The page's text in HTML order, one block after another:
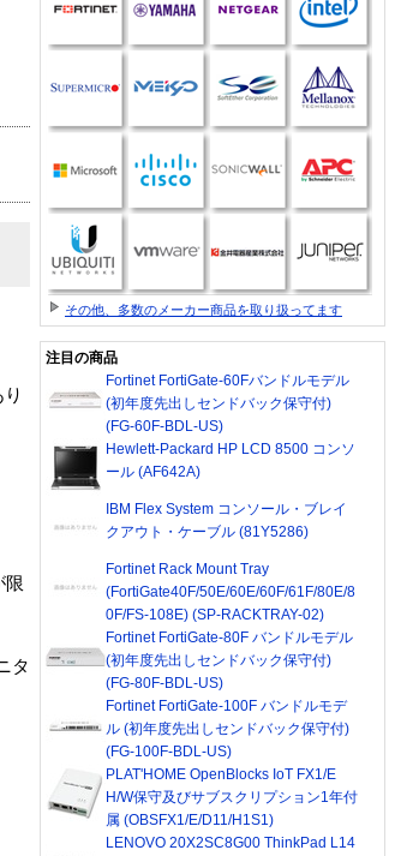
限
タ
その他、多数のメーカー商品を取り扱ってます
注目の商品
Fortinet FortiGate-60Fバンドルモデル
(初年度先出しセンドバック保守付)
(FG-60F-BDL-US)
Hewlett-Packard HP LCD 8500 コンソ
ール (AF642A)
IBM Flex System コンソール・ブレイ
クアウト・ケーブル (81Y5286)
Fortinet Rack Mount Tray
(FortiGate40F/50E/60E/60F/61F/80E/8
0F/FS-108E) (SP-RACKTRAY-02)
Fortinet FortiGate-80F バンドルモデル
(初年度先出しセンドバック保守付)
(FG-80F-BDL-US)
Fortinet FortiGate-100F バンドルモデ
ル (初年度先出しセンドバック保守付)
(FG-100F-BDL-US)
PLAT'HOME OpenBlocks IoT FX1/E
H/W保守及びサブスクリプション1年付
属 (OBSFX1/E/D11/H1S1)
LENOVO 20X2SC8G00 ThinkPad L14